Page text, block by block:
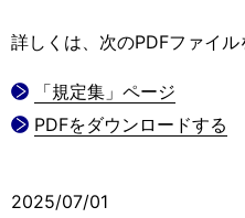
詳しくは、次のPDFファイル
「規定集」ページ
PDFをダウンロードする
2025/07/01